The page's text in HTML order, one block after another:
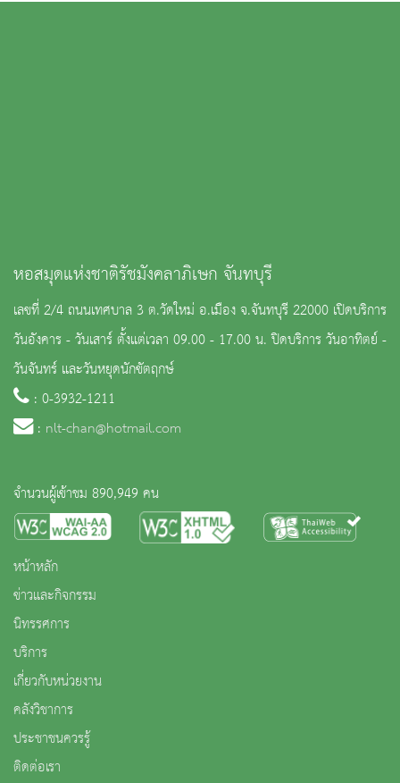
หอสมุดแห่งชาติรัชมังคลาภิเษก จันทบุรี
เลขที่ 2/4 ถนนเทศบาล 3 ต.วัดใหม่ อ.เมือง จ.จันทบุรี 22000 เปิดบริการ
วันอังคาร - วันเสาร์ ตั้งแต่เวลา 09.00 - 17.00 น. ปิดบริการ วันอาทิตย์ -
วันจันทร์ และวันหยุดนักขัตฤกษ์
: 0-3932-1211
: nlt-chan@hotmail.com
จำนวนผู้เข้าชม 890,949 คน
หน้าหลัก
ข่าวและกิจกรรม
นิทรรศการ
บริการ
เกี่ยวกับหน่วยงาน
คลังวิชาการ
ประชาชนควรรู้
ติดต่อเรา